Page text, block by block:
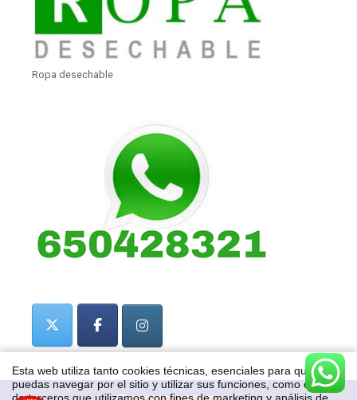
Ropa desechable
Esta web utiliza tanto cookies técnicas, esenciales para que
puedas navegar por el sitio y utilizar sus funciones, como cookies